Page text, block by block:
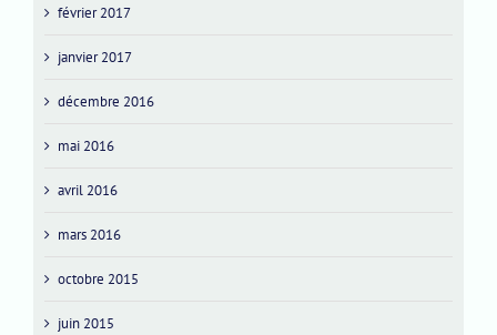
février 2017
janvier 2017
décembre 2016
mai 2016
avril 2016
mars 2016
octobre 2015
juin 2015